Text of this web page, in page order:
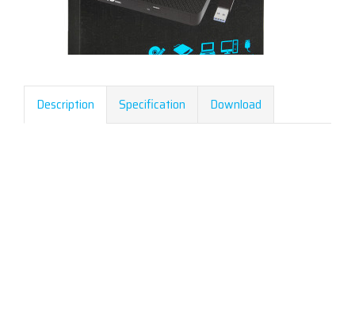
Description Specification Download